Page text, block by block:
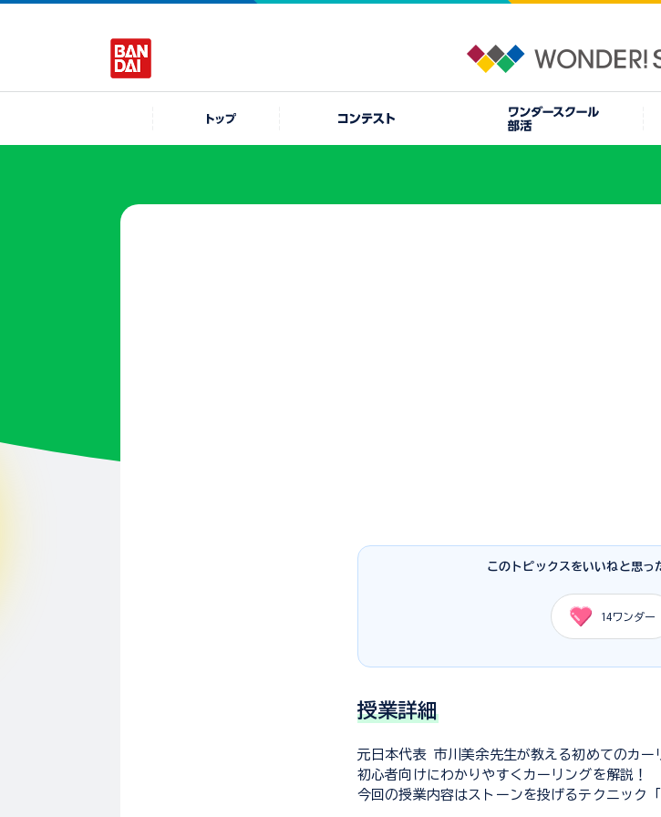
このトピックスをいいねと思っ
14ワンダー
授業詳細
元日本代表 市川美余先生が教える初めてのカー
初心者向けにわかりやすくカーリングを解説！
今回の授業内容はストーンを投げるテクニック